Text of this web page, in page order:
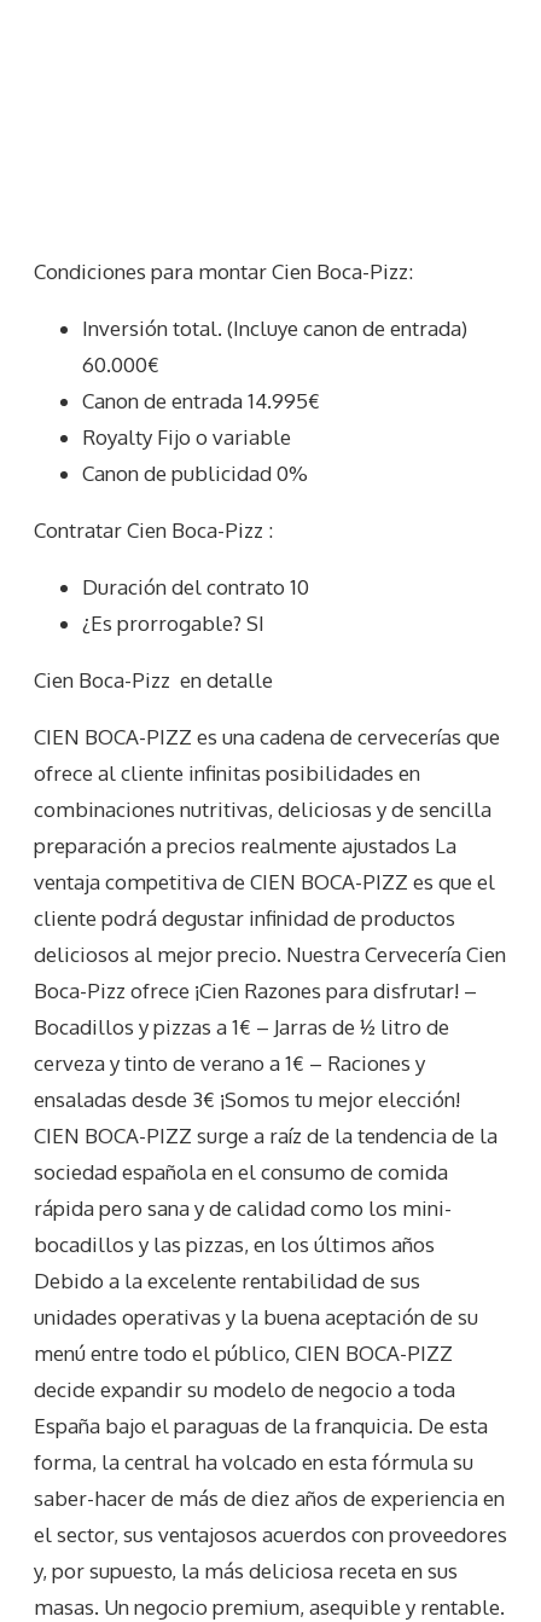
Condiciones para montar Cien Boca-Pizz:
Inversión total. (Incluye canon de entrada)
60.000€
Canon de entrada 14.995€
Royalty Fijo o variable
Canon de publicidad 0%
Contratar Cien Boca-Pizz :
Duración del contrato 10
¿Es prorrogable? SI
Cien Boca-Pizz en detalle
CIEN BOCA-PIZZ es una cadena de cervecerías que
ofrece al cliente infinitas posibilidades en
combinaciones nutritivas, deliciosas y de sencilla
preparación a precios realmente ajustados La
ventaja competitiva de CIEN BOCA-PIZZ es que el
cliente podrá degustar infinidad de productos
deliciosos al mejor precio. Nuestra Cervecería Cien
Boca-Pizz ofrece ¡Cien Razones para disfrutar! –
Bocadillos y pizzas a 1€ – Jarras de ½ litro de
cerveza y tinto de verano a 1€ – Raciones y
ensaladas desde 3€ ¡Somos tu mejor elección!
CIEN BOCA-PIZZ surge a raíz de la tendencia de la
sociedad española en el consumo de comida
rápida pero sana y de calidad como los mini-
bocadillos y las pizzas, en los últimos años
Debido a la excelente rentabilidad de sus
unidades operativas y la buena aceptación de su
menú entre todo el público, CIEN BOCA-PIZZ
decide expandir su modelo de negocio a toda
España bajo el paraguas de la franquicia. De esta
forma, la central ha volcado en esta fórmula su
saber-hacer de más de diez años de experiencia en
el sector, sus ventajosos acuerdos con proveedores
y, por supuesto, la más deliciosa receta en sus
masas. Un negocio premium, asequible y rentable.